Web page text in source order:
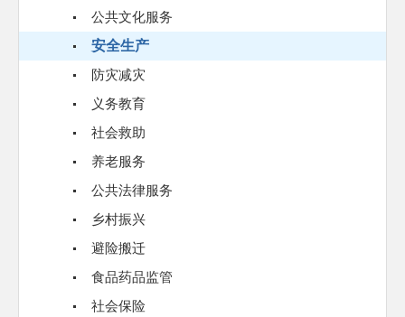
公共文化服务
安全生产
防灾减灾
义务教育
社会救助
养老服务
公共法律服务
乡村振兴
避险搬迁
食品药品监管
社会保险